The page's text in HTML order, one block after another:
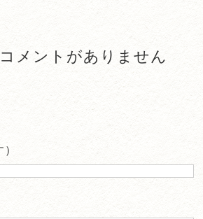
メントがありません